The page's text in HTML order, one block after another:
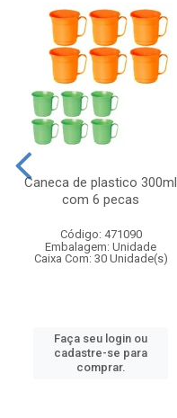
Caneca de plastico 300ml
com 6 pecas
Código: 471090
Embalagem: Unidade
Caixa Com: 30 Unidade(s)
Faça seu login ou
cadastre-se para
comprar.